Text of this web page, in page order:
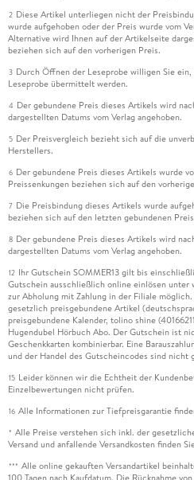
2 Diese Artikel unterliegen nicht der
wurde aufgehoben oder der Preis wurde vom
Alternative wird Ihnen auf der Artikelseite
beziehen sich auf den vorherigen Preis.
3 Durch Öffnen der Leseprobe willigen Sie
Leseprobe übermittelt werden.
4 Der gebundene Preis dieses Artikels wird
dargestellten Datums vom Verlag angehoben.
5 Der Preisvergleich bezieht sich auf die
Herstellers.
6 Der gebundene Preis dieses Artikels wurde
Preissenkungen beziehen sich auf den
7 Die Preisbindung dieses Artikels wurde
beziehen sich auf den letzten gebundenen
8 Der gebundene Preis dieses Artikels wird
dargestellten Datums vom Verlag angehoben.
12 Ihr Gutschein SOMMER13 gilt bis
Gutschein ausschließlich online einlösen unter
zur Abholung mit Zahlung in der Filiale
gesetzlich preisgebundene Artikel
preisgebundene Kalender, tolino shine
Hugendubel Hörbuch Abo. Der Gutschein ist
Geschenkkarten kombinierbar. Eine
und der Handel des Gutscheincodes sind nicht
15 Leider können wir die Echtheit der
Einzelbewertungen nicht prüfen.
16 Alle Informationen zur Tiefpreisgarantie
* Alle Preise verstehen sich inkl. der
Versand und anfallende Versandkosten finden
*** Alle online gekauften Versandartikel